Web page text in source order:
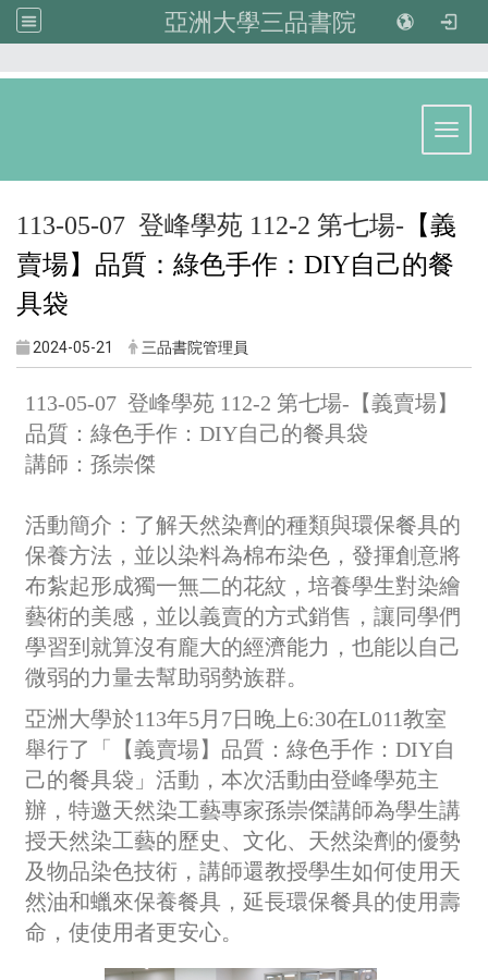
亞洲大學三品書院
113-05-07 登峰學苑 112-2 第七場- 【義
賣場】品質：綠色手作：DIY自己的餐
具袋
2024-05-21 三品書院管理員
113-05-07 登峰學苑 112-2 第七場- 【義賣場】
品質：綠色手作：DIY自己的餐具袋
講師：孫崇傑
活動簡介：了解天然染劑的種類與環保餐具的
保養方法，並以染料為棉布染色，發揮創意將
布紮起形成獨一無二的花紋，培養學生對染繪
藝術的美感，並以義賣的方式銷售，讓同學們
學習到就算沒有龐大的經濟能力，也能以自己
微弱的力量去幫助弱勢族群。
亞洲大學於113年5月7日晚上6:30在L011教室
舉行了「【義賣場】品質：綠色手作：DIY自
己的餐具袋」活動，本次活動由登峰學苑主
辦，特邀天然染工藝專家孫崇傑講師為學生講
授天然染工藝的歷史、文化、天然染劑的優勢
及物品染色技術，講師還教授學生如何使用天
然油和蠟來保養餐具，延長環保餐具的使用壽
命，使使用者更安心。